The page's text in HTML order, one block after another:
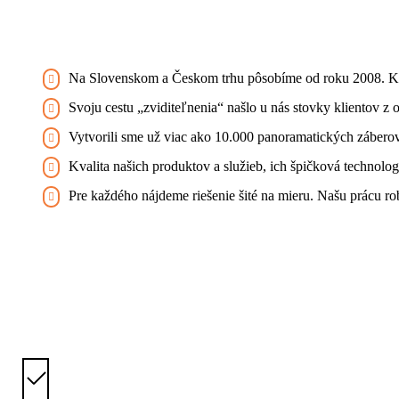
Na Slovenskom a Českom trhu pôsobíme od roku 2008.
Svoju cestu „zviditeľnenia“ našlo u nás stovky klientov
Vytvorili sme už viac ako 10.000 panoramatických
Kvalita našich produktov a služieb, ich špičková
Pre každého nájdeme riešenie šité na mieru. Našu prácu